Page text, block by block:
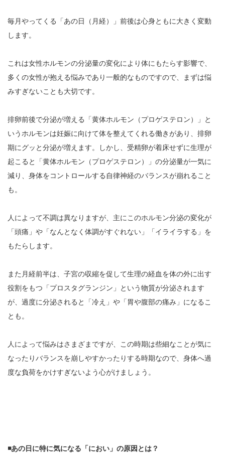
毎月やってくる「あの日（月経）」前後は心身ともに大きく変動
します。
これは女性ホルモンの分泌量の変化により体にもたらす影響で、
多くの女性が抱える悩みであり一般的なものですので、まずは悩
みすぎないことも大切です。
排卵前後で分泌が増える「黄体ホルモン（プロゲステロン）」と
いうホルモンは妊娠に向けて体を整えてくれる働きがあり、排卵
期にグッと分泌が増えます。しかし、受精卵が着床せずに生理が
起こると「黄体ホルモン（プロゲステロン）」の分泌量が一気に
減り、身体をコントロールする自律神経のバランスが崩れること
も。
人によって不調は異なりますが、主にこのホルモン分泌の変化が
「頭痛」や「なんとなく体調がすぐれない」「イライラする」を
もたらします。
また月経前半は、子宮の収縮を促して生理の経血を体の外に出す
役割をもつ「プロスタグランジン」という物質が分泌されます
が、過度に分泌されると「冷え」や「胃や腹部の痛み」になるこ
とも。
人によって悩みはさまざまですが、この時期は些細なことが気に
なったりバランスを崩しやすかったりする時期なので、身体へ過
度な負荷をかけすぎないよう心がけましょう。
◾️あの日に特に気になる「におい」の原因とは？